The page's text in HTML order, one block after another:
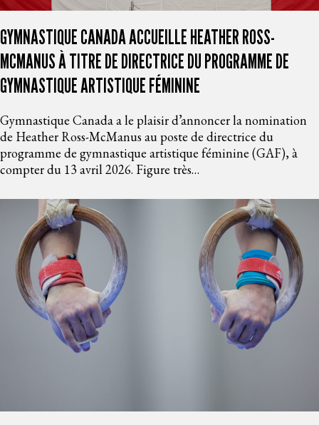
GYMNASTIQUE CANADA ACCUEILLE HEATHER ROSS-
MCMANUS À TITRE DE DIRECTRICE DU PROGRAMME DE
GYMNASTIQUE ARTISTIQUE FÉMININE
Gymnastique Canada a le plaisir d’annoncer la nomination
de Heather Ross-McManus au poste de directrice du
programme de gymnastique artistique féminine (GAF), à
compter du 13 avril 2026. Figure très…